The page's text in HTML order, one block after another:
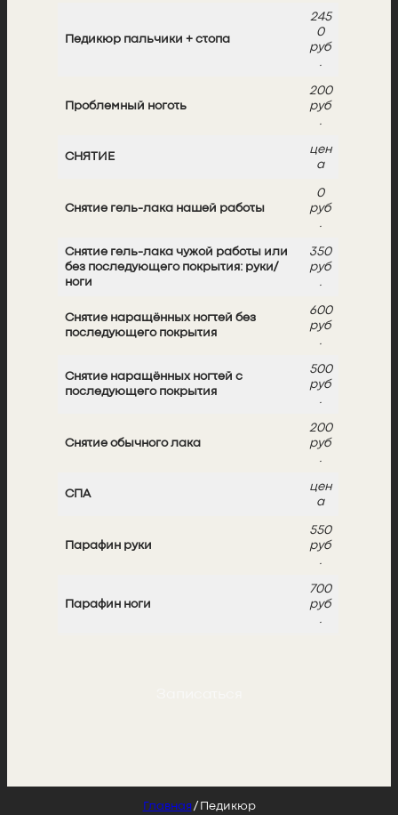
Педикюр пальчики + стопа
245
0
руб
Проблемный ноготь
200
руб
СНЯТИЕ
цен
а
Снятие гель-лака нашей работы
0
руб
Снятие гель-лака чужой работы или
без последующего покрытия: руки/
ноги
350
руб
Снятие наращённых ногтей без
последующего покрытия
600
руб
Снятие наращённых ногтей с
последующего покрытия
500
руб
Снятие обычного лака
200
руб
СПА
цен
а
Парафин руки
550
руб
Парафин ноги
700
руб
Главная/ Педикюр